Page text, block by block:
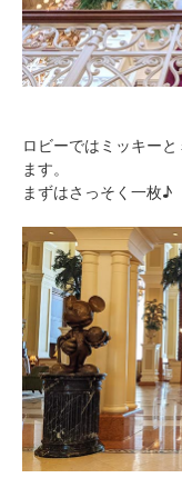
ロビーではミッキー
ます。
まずはさっそく一枚♪